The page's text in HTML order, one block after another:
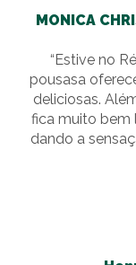
MONICA
“Estive no
pousasa
deliciosas.
fica muito bem
dando a